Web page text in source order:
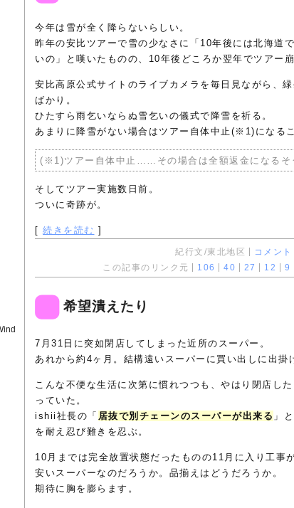
今年は雪が全く降らないらしい。
昨年の安比ツアーで雪の少なさに「10年後には北海道
いの」と嘆いたものの、10年後どころか翌年でツアー崩
安比高原公式サイトのライブカメラを毎日見ながら、
ばかり。
ひたすら雨乞いならぬ雪乞いの儀式で降雪を祈る。
あまりに降雪がない場合はツアー自体中止(※1)になるこ
(※1)ツアー自体中止……その場合は全額返金になるそ
そしてツアー実施数日前。
ついに奇跡が。
[ 続きを読む ]
紀行文/東北地区 コメン
この記事のリンク元
106 40 27 12 9
希望潰えたり
7月31日に突如閉店してしまった近所のスーパー。
あれから約4ヶ月。結構遠いスーパーに買い出しに出掛
こんな不便な生活に次第に慣れつつも、やはり閉店し
っていた。
ishii社長の「 居抜で別チェーンのスーパーが出来る 」
を耐え忍び難きを忍ぶ。
10月までは完全放置状態だったものの11月に入り工事
安いスーパーなのだろうか。品揃えはどうだろうか。
期待に胸を膨らます。